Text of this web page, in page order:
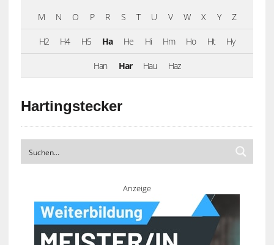
M N O P R S T U V W X Y Z
H2 H4 H5 Ha He Hi Hm Ho Ht Hy
Han Har Hau Haz
Hartingstecker
Anzeige